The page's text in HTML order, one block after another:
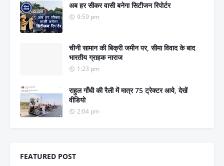
अब हर सीकर वासी बनेगा सिटीजन रिपोर्टर
9:59 pm
चीनी सामान की बिक्री जमीन पर, सीमा विवाद के बाद
भारतीय ग्राहक नाराज
1:23 pm
राहुल गाँधी की रैली में मात्र 75 ट्रेक्टर आये, देखें
वीडियो
2:04 pm
FEATURED POST